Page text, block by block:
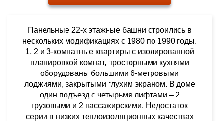
Панельные 22-х этажные башни строились в
нескольких модификациях с 1980 по 1990 годы.
1, 2 и 3-комнатные квартиры с изолированной
планировкой комнат, просторными кухнями
оборудованы большими 6-метровыми
лоджиями, закрытыми глухим экраном. В доме
один подъезд с четырьмя лифтами – 2
грузовыми и 2 пассажирскими. Недостаток
серии в низких теплоизоляционных качествах